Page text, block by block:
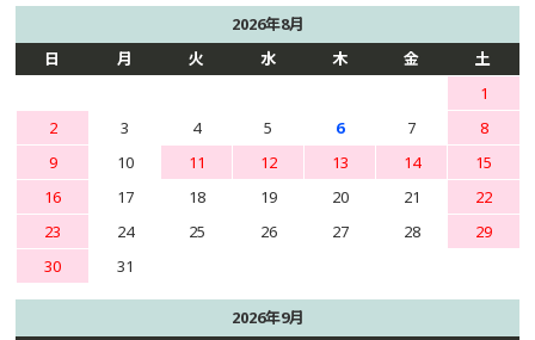
2026年8月
日
月 火 水 木 金
土
1
2
3 4 5 6 7
8
9
10 11 12 13 14
15
16
17 18 19 20 21
22
23
24 25 26 27 28
29
30
31
2026年9月